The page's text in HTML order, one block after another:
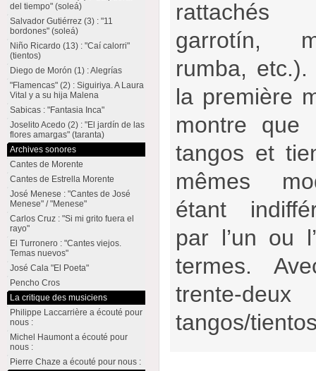
rattachés
garrotín,
rumba,
la première
montre que
tangos et
mêmes
étant
par l’un ou
termes.
trente-
tangos/
del tiempo" (soleá)
Salvador Gutiérrez (3) : "11
bordones" (soleá)
Niño Ricardo (13) : "Caí calorri"
(tientos)
Diego de Morón (1) : Alegrías
"Flamencas" (2) : Siguiriya. A Laura
Vital y a su hija Malena
Sabicas : "Fantasia Inca"
Joselito Acedo (2) : "El jardín de las
flores amargas" (taranta)
Archives sonores
Cantes de Morente
Cantes de Estrella Morente
José Menese : "Cantes de José
Menese" / "Menese"
Carlos Cruz : "Si mi grito fuera el
rayo"
El Turronero : "Cantes viejos.
Temas nuevos"
José Cala "El Poeta"
Pencho Cros
La critique des musiciens
Philippe Laccarrière a écouté pour
nous :
Michel Haumont a écouté pour
nous :
Pierre Chaze a écouté pour nous :